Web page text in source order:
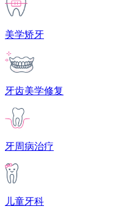
美学矫牙
牙齿美学修复
牙周病治疗
儿童牙科